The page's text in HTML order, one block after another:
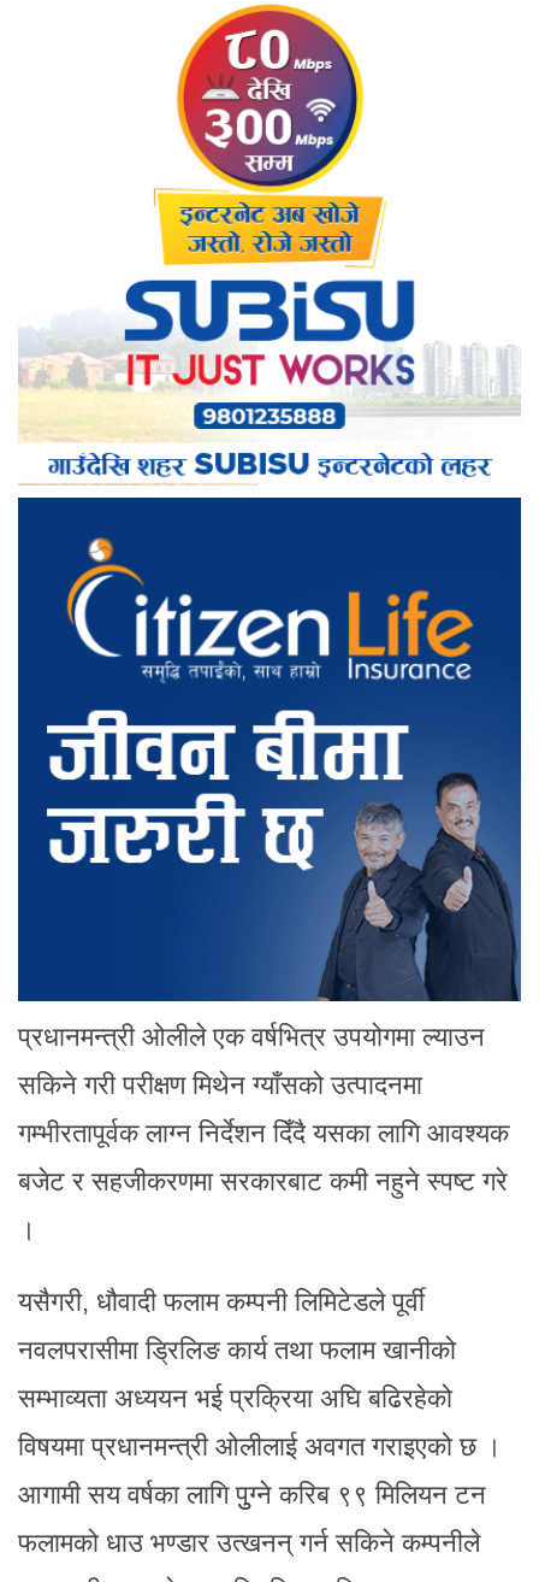
प्रधानमन्त्री ओलीले एक वर्षभित्र उपयोगमा ल्याउन
सकिने गरी परीक्षण मिथेन ग्याँसको उत्पादनमा
गम्भीरतापूर्वक लाग्न निर्देशन दिँदै यसका लागि आवश्यक
बजेट र सहजीकरणमा सरकारबाट कमी नहुने स्पष्ट गरे
।
यसैगरी, धौवादी फलाम कम्पनी लिमिटेडले पूर्वी
नवलपरासीमा ड्रिलिङ कार्य तथा फलाम खानीको
सम्भाव्यता अध्ययन भई प्रक्रिया अघि बढिरहेको
विषयमा प्रधानमन्त्री ओलीलाई अवगत गराइएको छ ।
आगामी सय वर्षका लागि पुुग्ने करिब ९९ मिलियन टन
फलामको धाउ भण्डार उत्खनन् गर्न सकिने कम्पनीले